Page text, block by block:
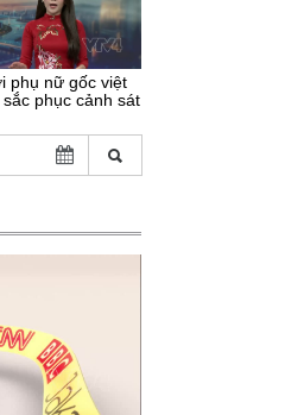
phụ nữ gốc việt
phục cảnh sát